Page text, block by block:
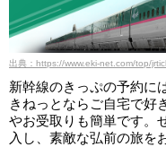
出典：https://www.eki-net.com/top/
新幹線のきっぷの予約に
きねっとならご自宅で好
やお受取りも簡単です。
入し、素敵な弘前の旅を